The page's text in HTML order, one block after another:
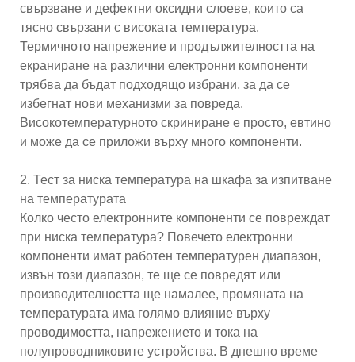
свързване и дефектни оксидни слоеве, които са
тясно свързани с високата температура.
Термичното напрежение и продължителността на
екраниране на различни електронни компоненти
трябва да бъдат подходящо избрани, за да се
избегнат нови механизми за повреда.
Високотемпературното скриниране е просто, евтино
и може да се приложи върху много компоненти.
2. Тест за ниска температура на шкафа за изпитване
на температурата
Колко често електронните компоненти се повреждат
при ниска температура? Повечето електронни
компоненти имат работен температурен диапазон,
извън този диапазон, те ще се повредят или
производителността ще намалее, промяната на
температурата има голямо влияние върху
проводимостта, напрежението и тока на
полупроводниковите устройства. В днешно време